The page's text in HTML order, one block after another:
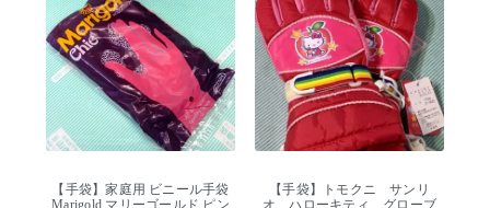
【手袋】家庭用 ビニール手袋
Marigold マリーゴールド ピン
【手袋】トモクニ サンリ
オ ハローキティ グローブ